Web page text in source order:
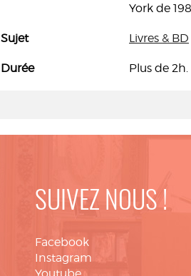
York de
Sujet Livres & BD
Durée Plus de 2h.
SUIVEZ NOUS !
Facebook
Instagram